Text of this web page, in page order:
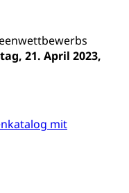
21. April 2023,
mit
Luzern)